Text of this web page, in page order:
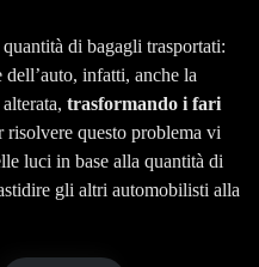
di bagagli trasportati:
infatti, anche la
trasformando i fari
risolvere questo problema vi
luci in base alla quantità di
gli altri automobilisti alla